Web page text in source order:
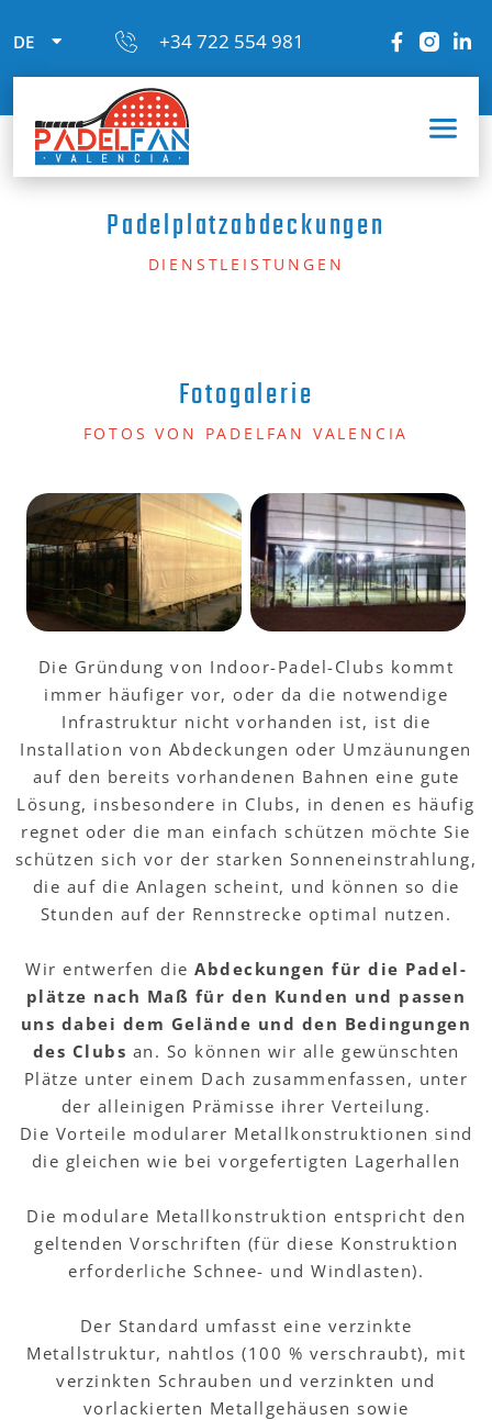
DE +34 722 554 981
Padelplatzabdeckungen
DIENSTLEISTUNGEN
Die Gründung von Indoor-Padel-Clubs kommt
immer häufiger vor, oder da die notwendige
Infrastruktur nicht vorhanden ist, ist die
Installation von Abdeckungen oder Umzäunungen
auf den bereits vorhandenen Bahnen eine gute
Lösung, insbesondere in Clubs, in denen es häufig
regnet oder die man einfach schützen möchte Sie
schützen sich vor der starken Sonneneinstrahlung,
die auf die Anlagen scheint, und können so die
Stunden auf der Rennstrecke optimal nutzen.
Wir entwerfen die Abdeckungen für die Padel-
plätze nach Maß für den Kunden und passen
uns dabei dem Gelände und den Bedingungen
des Clubs an. So können wir alle gewünschten
Plätze unter einem Dach zusammenfassen, unter
der alleinigen Prämisse ihrer Verteilung.
Die Vorteile modularer Metallkonstruktionen sind
die gleichen wie bei vorgefertigten Lagerhallen
Die modulare Metallkonstruktion entspricht den
geltenden Vorschriften (für diese Konstruktion
erforderliche Schnee- und Windlasten).
Der Standard umfasst eine verzinkte
Metallstruktur, nahtlos (100 % verschraubt), mit
verzinkten Schrauben und verzinkten und
vorlackierten Metallgehäusen sowie
Fotogalerie
FOTOS VON PADELFAN VALENCIA